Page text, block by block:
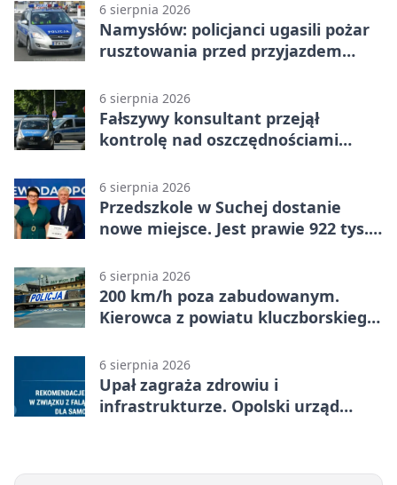
6 sierpnia 2026
Namysłów: policjanci ugasili pożar
rusztowania przed przyjazdem
6 sierpnia 2026
Fałszywy konsultant przejął
kontrolę nad oszczędnościami
6 sierpnia 2026
Przedszkole w Suchej dostanie
nowe miejsce. Jest prawie 922 tys.
6 sierpnia 2026
200 km/h poza zabudowanym.
Kierowca z powiatu kluczborskiego
6 sierpnia 2026
Upał zagraża zdrowiu i
infrastrukturze. Opolski urząd